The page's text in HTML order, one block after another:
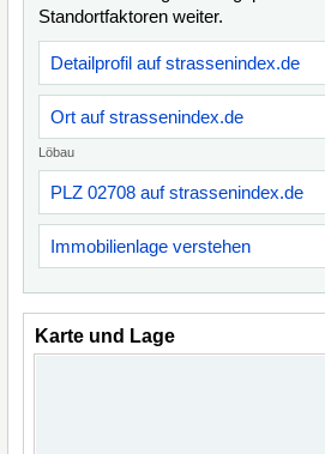
Standortfaktoren weiter.
Detailprofil auf strassenindex.de
Ort auf strassenindex.de
Löbau
PLZ 02708 auf strassenindex.de
Immobilienlage verstehen
Karte und Lage